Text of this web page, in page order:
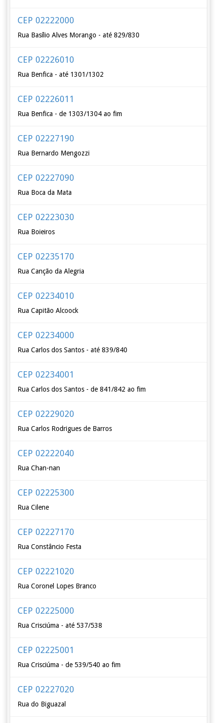
CEP 02222000
Rua Basílio Alves Morango - até 829/830
CEP 02226010
Rua Benfica - até 1301/1302
CEP 02226011
Rua Benfica - de 1303/1304 ao fim
CEP 02227190
Rua Bernardo Mengozzi
CEP 02227090
Rua Boca da Mata
CEP 02223030
Rua Boieiros
CEP 02235170
Rua Canção da Alegria
CEP 02234010
Rua Capitão Alcoock
CEP 02234000
Rua Carlos dos Santos - até 839/840
CEP 02234001
Rua Carlos dos Santos - de 841/842 ao fim
CEP 02229020
Rua Carlos Rodrigues de Barros
CEP 02222040
Rua Chan-nan
CEP 02225300
Rua Cilene
CEP 02227170
Rua Constâncio Festa
CEP 02221020
Rua Coronel Lopes Branco
CEP 02225000
Rua Crisciúma - até 537/538
CEP 02225001
Rua Crisciúma - de 539/540 ao fim
CEP 02227020
Rua do Biguazal